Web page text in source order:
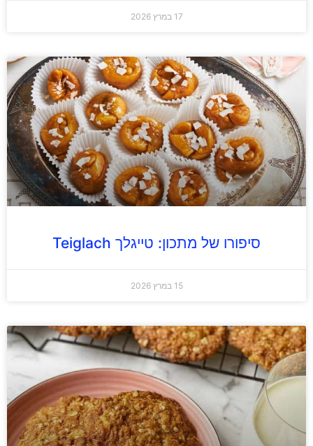
17 במרץ 2026
סיפורו של מתכון: טייגלך Teiglach
15 במרץ 2026